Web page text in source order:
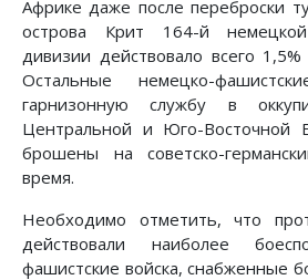
Африке даже после переброски
острова Крит 164-й
дивизии действовало всего 1,5%
Остальные немецко-
гарнизонную службу в
Центральной и Юго-Восточной
брошены на советско-
время.
Необходимо отметить, что
действовали наиболее
фашистские войска, снабженные